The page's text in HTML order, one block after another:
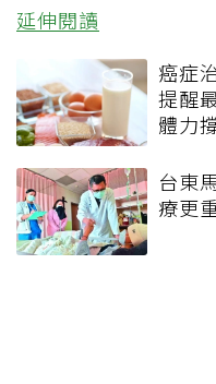
延伸閱讀
癌症
提醒
體力
台東
療更